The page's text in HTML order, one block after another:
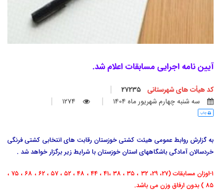
آیین نامه اجرایی مسابقات اعلام شد.
کد هیأت های شهرستانی
سه شنبه چهارم شهريور ماه 1404
1274
چاپ
به گزارش روابط عمومی هیئت کشتی خوزستان رقابت های انتخابی کشتی فرنگی
خردسالان آمادگی باشگاههای استان خوزستان با شرایط زیر برگزار خواهد شد .
1-اوزان مسابقات
(27، 29، 32 ، 35 ، 38 ،41 ، 44 ، 48 ، 52 ، 57 ، 62 ، 68 ، 75 ،
85 ) بد
ون ارفاق وزن می باشد.